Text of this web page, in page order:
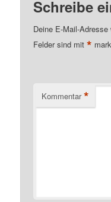
Schreibe
Deine E-Mail-
Felder sind mit*
Kommentar *